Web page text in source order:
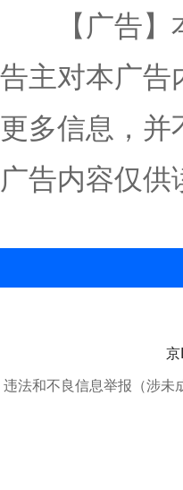
【广告】本
告主对本广告
更多信息，并
广告内容仅供
京
违法和不良信息举报（涉未